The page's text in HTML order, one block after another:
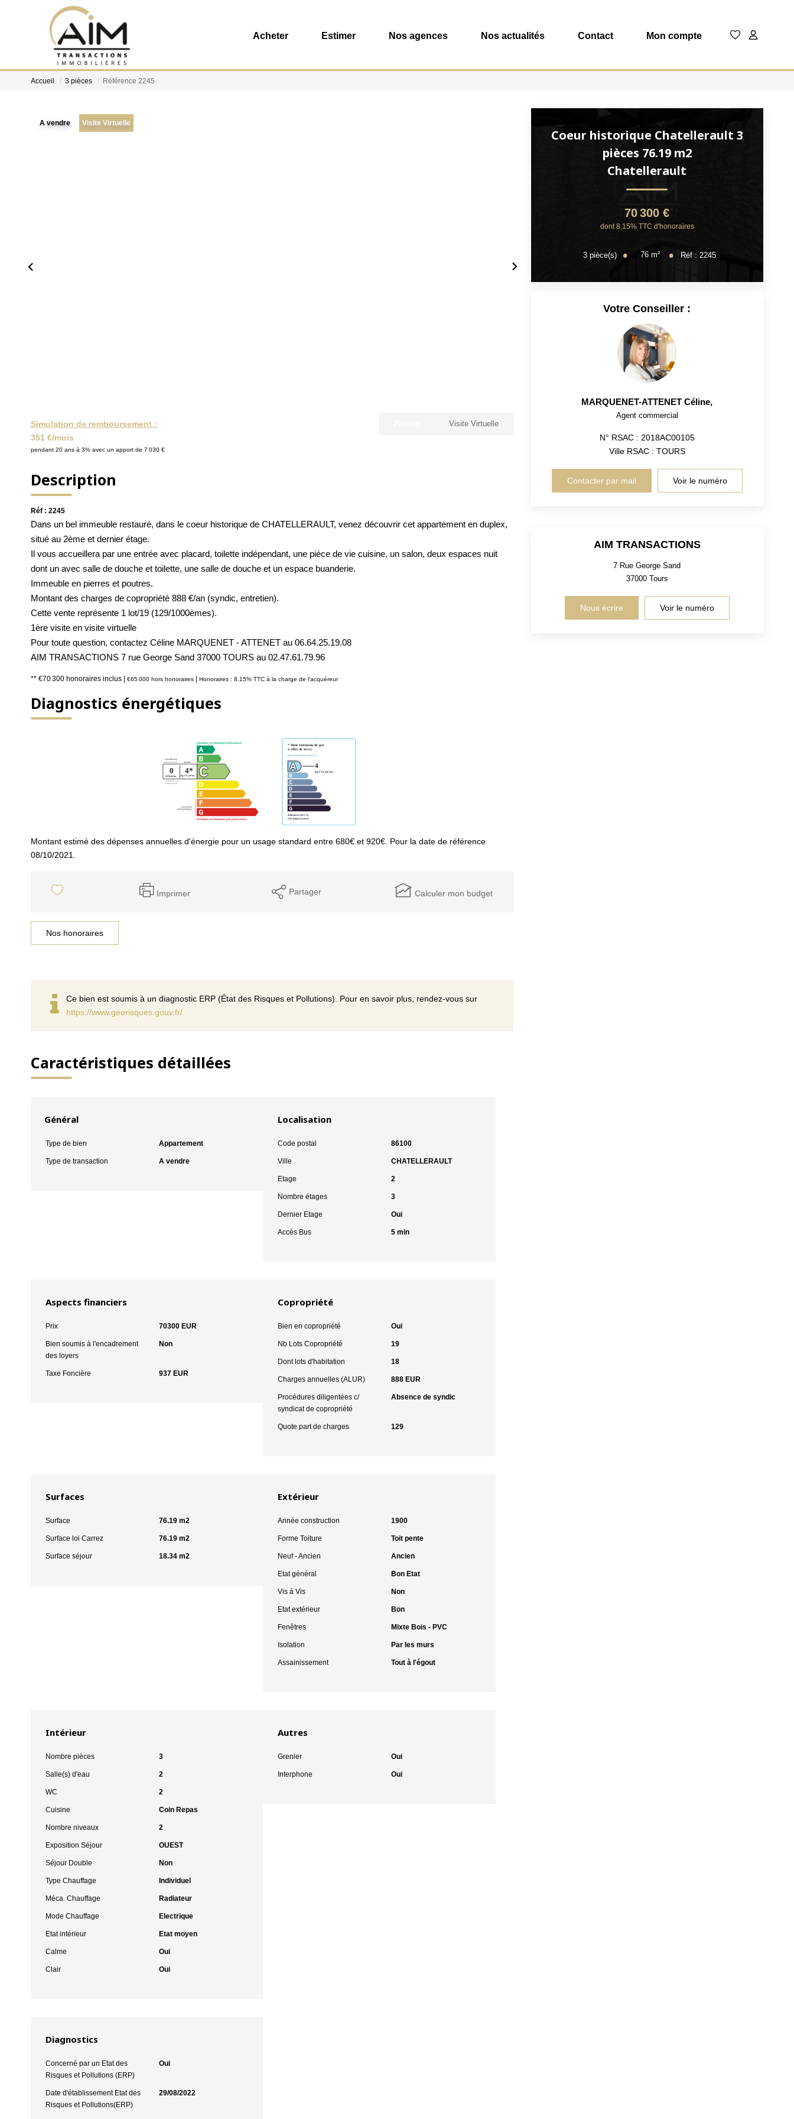
Acheter Estimer Nos agences Nos actualités Contact Mon compte
Accueil 3 pièces Référence 2245
A vendre Visite Virtuelle
Simulation de remboursement :
351 €/mois
pendant 20 ans à 3% avec un apport de 7 030 €
Visite Virtuelle
Description
Réf : 2245
Dans un bel immeuble restauré, dans le coeur historique de CHATELLERAULT, venez découvrir cet appartement en duplex,
situé au 2ème et dernier étage.
Il vous accueillera par une entrée avec placard, toilette indépendant, une pièce de vie cuisine, un salon, deux espaces nuit
dont un avec salle de douche et toilette, une salle de douche et un espace buanderie.
Immeuble en pierres et poutres.
Montant des charges de copropriété 888 €/an (syndic, entretien).
Cette vente représente 1 lot/19 (129/1000èmes).
1ère visite en visite virtuelle
Pour toute question, contactez Céline MARQUENET - ATTENET au 06.64.25.19.08
AIM TRANSACTIONS 7 rue George Sand 37000 TOURS au 02.47.61.79.96
** €70 300 honoraires inclus €65 000 hors honoraires Honoraires : 8.15% TTC à la charge de l'acquéreur
Diagnostics énergétiques
Montant estimé des dépenses annuelles d'énergie pour un usage standard entre 680€ et 920€. Pour la date de référence
08/10/2021.
Imprimer Partager Calculer mon budget
Nos honoraires
Ce bien est soumis à un diagnostic ERP (État des Risques et Pollutions). Pour en savoir plus, rendez-vous sur
https://www.georisques.gouv.fr/
Caractéristiques détaillées
Général
Type de bien Appartement
Type de transaction A vendre
Localisation
Code postal 86100
Ville CHATELLERAULT
Etage 2
Nombre étages 3
Dernier Etage Oui
Accès Bus 5 min
Aspects financiers
Prix 70300 EUR
Bien soumis à l'encadrement
des loyers
Non
Taxe Foncière 937 EUR
Copropriété
Bien en copropriété Oui
Nb Lots Copropriété 19
Dont lots d'habitation 18
Charges annuelles (ALUR) 888 EUR
Procédures diligentées c/
syndicat de copropriété
Absence de syndic
Quote part de charges 129
Surfaces
Surface 76.19 m2
Surface loi Carrez 76.19 m2
Surface séjour 18.34 m2
Extérieur
Année construction 1900
Forme Toiture Toit pente
Neuf - Ancien Ancien
Etat général Bon Etat
Vis à Vis Non
Etat extérieur Bon
Fenêtres Mixte Bois - PVC
Isolation Par les murs
Assainissement Tout à l'égout
Intérieur
Nombre pièces 3
Salle(s) d'eau 2
WC 2
Cuisine Coin Repas
Nombre niveaux 2
Exposition Séjour OUEST
Séjour Double Non
Type Chauffage Individuel
Méca. Chauffage Radiateur
Mode Chauffage Electrique
Etat intérieur Etat moyen
Calme Oui
Clair Oui
Autres
Grenier Oui
Interphone Oui
Diagnostics
Concerné par un Etat des
Risques et Pollutions (ERP)
Oui
Date d'établissement Etat des
Risques et Pollutions(ERP)
29/08/2022
Coeur historique Chatellerault 3
pièces 76.19 m2
Chatellerault
70 300 €
dont 8,15% TTC d'honoraires
3 pièce(s) 76 m² Réf : 2245
AIM TRANSACTIONS
7 Rue George Sand
37000 Tours
Nous écrire Voir le numéro
Votre Conseiller :
MARQUENET-ATTENET Céline,
Agent commercial
N° RSAC : 2018AC00105
Ville RSAC : TOURS
Contacter par mail Voir le numéro